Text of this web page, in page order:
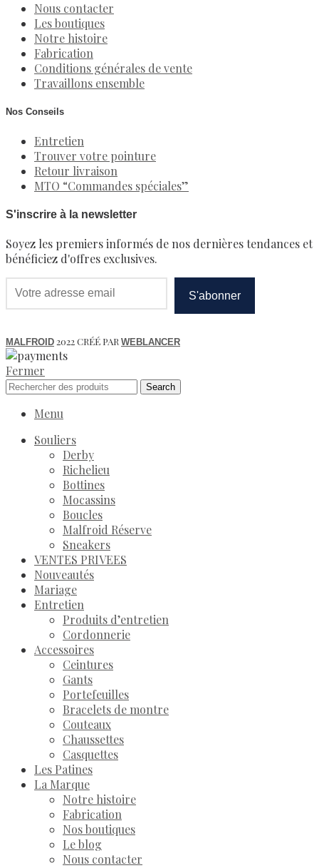
Nous contacter
Les boutiques
Notre histoire
Fabrication
Conditions générales de vente
Travaillons ensemble
Nos Conseils
Entretien
Trouver votre pointure
Retour livraison
MTO “Commandes spéciales”
S'inscrire à la newsletter
Soyez les premiers informés de nos dernières tendances et
bénéficiez d'offres exclusives.
MALFROID 2022 CRÉÉ PAR WEBLANCER
Fermer
Search
Menu
Souliers
Derby
Richelieu
Bottines
Mocassins
Boucles
Malfroid Réserve
Sneakers
VENTES PRIVEES
Nouveautés
Mariage
Entretien
Produits d’entretien
Cordonnerie
Accessoires
Ceintures
Gants
Portefeuilles
Bracelets de montre
Couteaux
Chaussettes
Casquettes
Les Patines
La Marque
Notre histoire
Fabrication
Nos boutiques
Le blog
Nous contacter